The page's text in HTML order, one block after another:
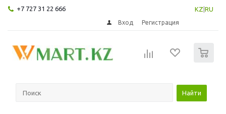
+7 727 31 22 666 KZ RU
Вход Регистрация
Найти